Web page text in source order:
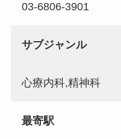
03-6806-3901
サブジャンル
心療内科,精神科
最寄駅